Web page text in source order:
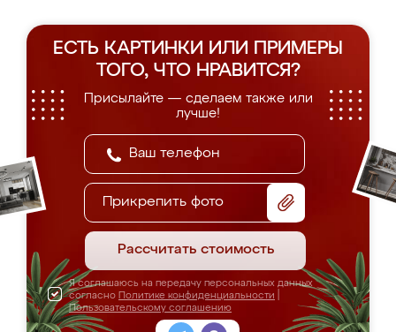
ЕСТЬ КАРТИНКИ ИЛИ ПРИМЕРЫ
ТОГО, ЧТО НРАВИТСЯ?
Присылайте — сделаем также или
лучше!
Прикрепить фото
Рассчитать стоимость
Я соглашаюсь на передачу персональных данных
согласно Политике конфиденциальности
Пользовательскому соглашению